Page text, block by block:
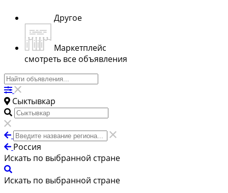
Другое
Маркетплейс
смотреть все объявления
Сыктывкар
Россия
Искать по выбранной стране
Искать по выбранной стране